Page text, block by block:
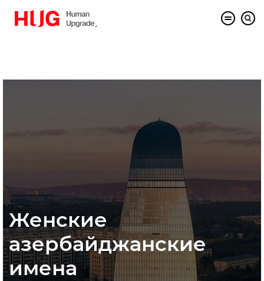
Женские
азербайджанские
имена